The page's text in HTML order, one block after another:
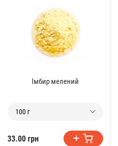
Імбир мелений
100 г
33.00 грн